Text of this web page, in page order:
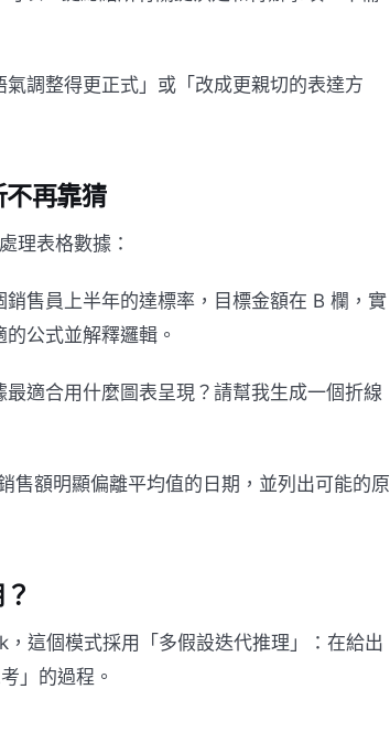
調整得更正式」或「改成更親切的表達方
再靠猜
理表格數據：
售員上半年的達標率，目標金額在 B 欄，實
公式並解釋邏輯。
適合用什麼圖表呈現？請幫我生成一個折線
售額明顯偏離平均值的日期，並列出可能的原
這個模式採用「多假設迭代推理」：在給出
」的過程。